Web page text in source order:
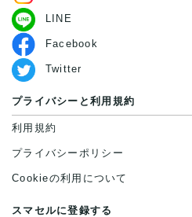
LINE
Facebook
Twitter
プライバシーと利用規約
利用規約
プライバシーポリシー
Cookieの利用について
スマセルに登録する